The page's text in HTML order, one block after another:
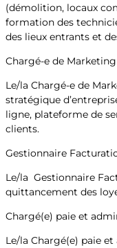
(démolition, locaux
formation des
des lieux entrants et
Chargé-e de
Le/la Chargé-e de
stratégique
ligne, plateforme de
clients.
Gestionnaire
Le/la Gestionnaire
quittancement des
Chargé(e) paie et
Le/la Chargé(e) paie